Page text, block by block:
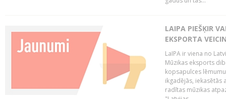
LAIPA PIEŠĶIR
EKSPORTA
LaIPA ir viena no
Mūzikas eksports
kopsapulces
ikgadējās, iekasētās
radītas mūzikas